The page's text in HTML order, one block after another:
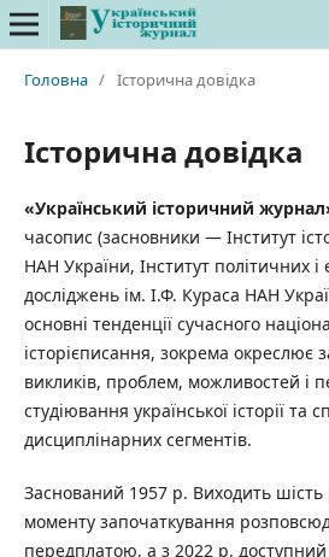
Головна / Історична довідка
Історична довідка
«Український історичний
часопис (засновники — Інститут
НАН України, Інститут політичних
досліджень ім. І.Ф. Кураса НАН
основні тенденції сучасного
історієписання, зокрема окреслює
викликів, проблем, можливостей і
студіювання української історії та
дисциплінарних сегментів.
Заснований 1957 р. Виходить шість
моменту започаткування
передплатою, а з 2022 р.